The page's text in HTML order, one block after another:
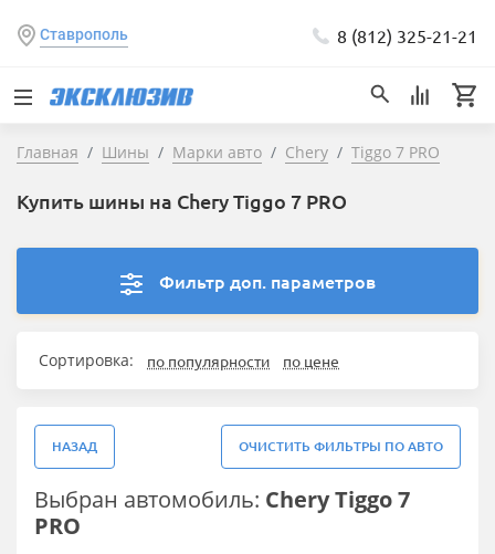
Ставрополь 8 (812) 325-21-21
Главная Шины Марки авто Chery Tiggo 7 PRO
Купить шины на Chery Tiggo 7 PRO
Фильтр доп. параметров
Сортировка: по популярности по цене
НАЗАД ОЧИСТИТЬ ФИЛЬТРЫ ПО АВТО
Выбран автомобиль: Chery Tiggo 7
PRO